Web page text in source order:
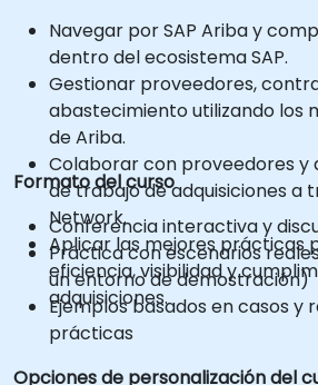
Navegar por SAP Ariba y
dentro del ecosistema SAP.
Gestionar proveedores,
abastecimiento utilizando los
de Ariba.
Colaborar con proveedores y
de trabajo de adquisiciones a
Network.
Aplicar las mejores prácticas
eficiencia, visibilidad y
adquisiciones.
Formato del curso
Conferencia interactiva y
Práctica con escenarios
un entorno de demostración)
Ejemplos basados en casos y
prácticas
Opciones de personalización del